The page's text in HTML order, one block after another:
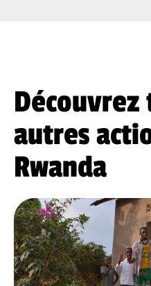
autres
Rwanda